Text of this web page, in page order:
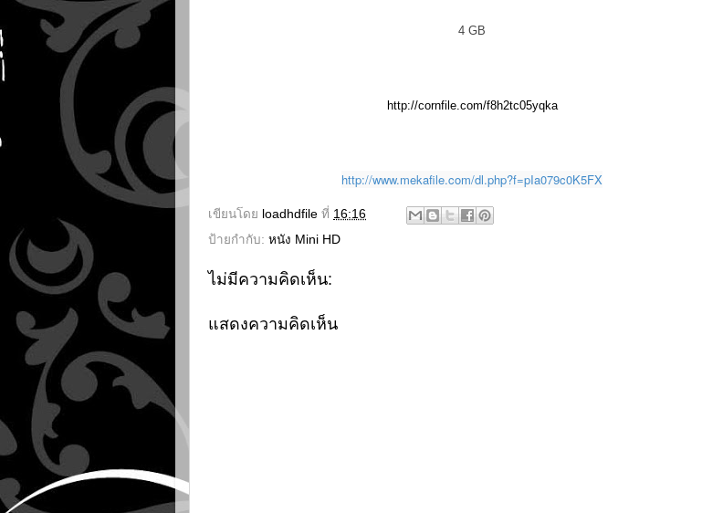
4 GB
http://cornfile.com/f8h2tc05yqka
http://www.mekafile.com/dl.php?f=pIa079c0K5FX
เขียนโดย loadhdfile ที่ 16:16
ป้ายกำกับ: หนัง Mini HD
ไม่มีความคิดเห็น:
แสดงความคิดเห็น